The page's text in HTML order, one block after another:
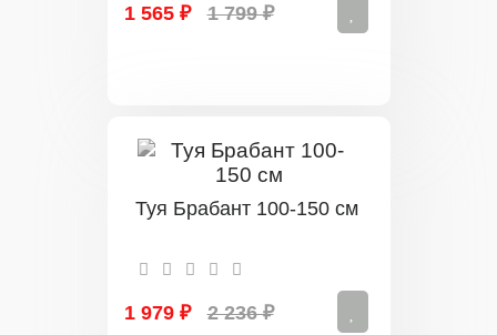
1 565 ₽ 1 799 ₽
Туя Брабант 100-150 см
1 979 ₽ 2 236 ₽